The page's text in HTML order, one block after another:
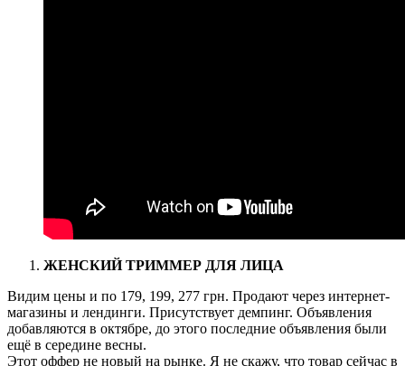
ЖЕНСКИЙ ТРИММЕР ДЛЯ ЛИЦА
Видим цены и по 179, 199, 277 грн. Продают через интернет-
магазины и лендинги. Присутствует демпинг. Объявления
добавляются в октябре, до этого последние объявления были
ещё в середине весны.
Этот оффер не новый на рынке. Я не скажу, что товар сейчас в